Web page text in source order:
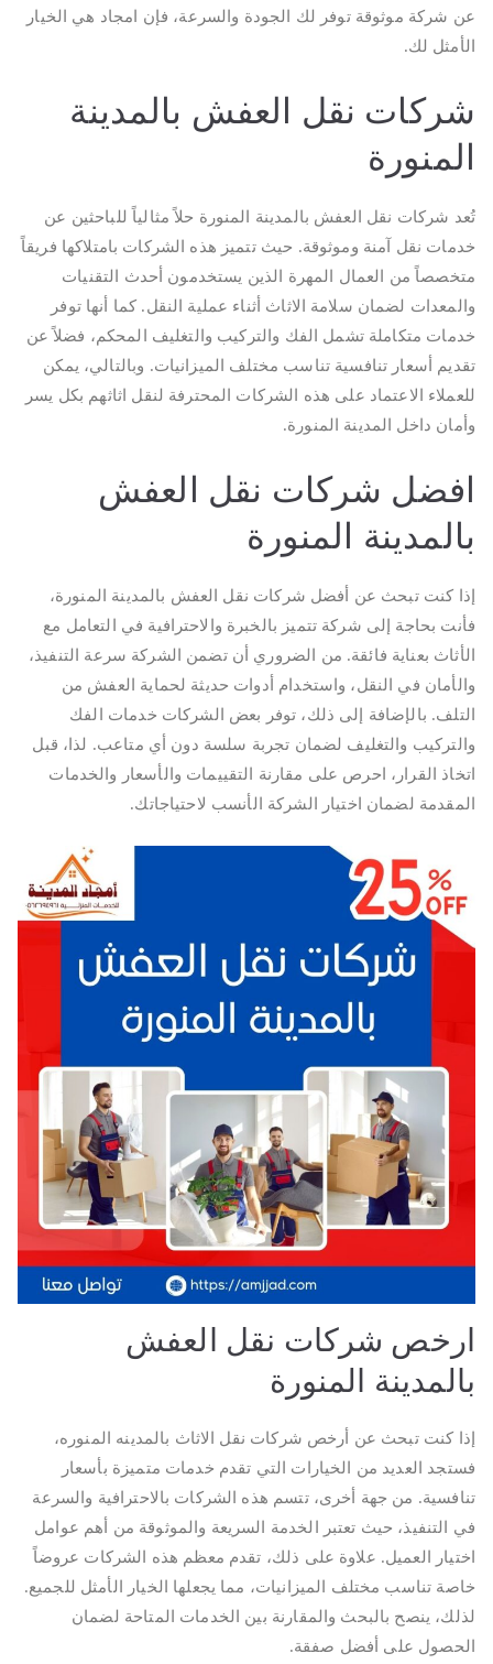
0562694961
وتركيب
العفش
عن شركة موثوقة توفر لك الجودة والسرعة، فإن امجاد هي الخيار
الأمثل لك.
شركات نقل العفش بالمدينة
المنورة
تُعد شركات نقل العفش بالمدينة المنورة حلاً مثالياً للباحثين عن
خدمات نقل آمنة وموثوقة. حيث تتميز هذه الشركات بامتلاكها فريقاً
متخصصاً من العمال المهرة الذين يستخدمون أحدث التقنيات
والمعدات لضمان سلامة الاثاث أثناء عملية النقل. كما أنها توفر
خدمات متكاملة تشمل الفك والتركيب والتغليف المحكم، فضلاً عن
تقديم أسعار تنافسية تناسب مختلف الميزانيات. وبالتالي، يمكن
للعملاء الاعتماد على هذه الشركات المحترفة لنقل اثاثهم بكل يسر
وأمان داخل المدينة المنورة.
افضل شركات نقل العفش
بالمدينة المنورة
إذا كنت تبحث عن أفضل شركات نقل العفش بالمدينة المنورة،
فأنت بحاجة إلى شركة تتميز بالخبرة والاحترافية في التعامل مع
الأثاث بعناية فائقة. من الضروري أن تضمن الشركة سرعة التنفيذ،
والأمان في النقل، واستخدام أدوات حديثة لحماية العفش من
التلف. بالإضافة إلى ذلك، توفر بعض الشركات خدمات الفك
والتركيب والتغليف لضمان تجربة سلسة دون أي متاعب. لذا، قبل
اتخاذ القرار، احرص على مقارنة التقييمات والأسعار والخدمات
المقدمة لضمان اختيار الشركة الأنسب لاحتياجاتك.
ارخص شركات نقل العفش
بالمدينة المنورة
إذا كنت تبحث عن أرخص شركات نقل الاثاث بالمدينه المنوره،
فستجد العديد من الخيارات التي تقدم خدمات متميزة بأسعار
تنافسية. من جهة أخرى، تتسم هذه الشركات بالاحترافية والسرعة
في التنفيذ، حيث تعتبر الخدمة السريعة والموثوقة من أهم عوامل
اختيار العميل. علاوة على ذلك، تقدم معظم هذه الشركات عروضاً
خاصة تناسب مختلف الميزانيات، مما يجعلها الخيار الأمثل للجميع.
لذلك، ينصح بالبحث والمقارنة بين الخدمات المتاحة لضمان
الحصول على أفضل صفقة.